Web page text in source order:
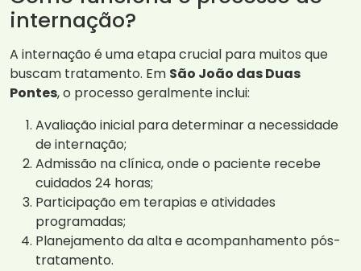
internação?
A internação é uma etapa crucial para muitos que
buscam tratamento. Em São João das Duas
Pontes, o processo geralmente inclui:
Avaliação inicial para determinar a necessidade
de internação;
Admissão na clínica, onde o paciente recebe
cuidados 24 horas;
Participação em terapias e atividades
programadas;
Planejamento da alta e acompanhamento pós-
tratamento.